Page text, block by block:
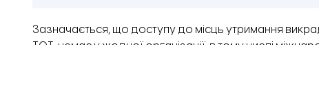
Зазначається, що доступу до місць утримання
ТОТ, немає у жодної організації, в тому числі